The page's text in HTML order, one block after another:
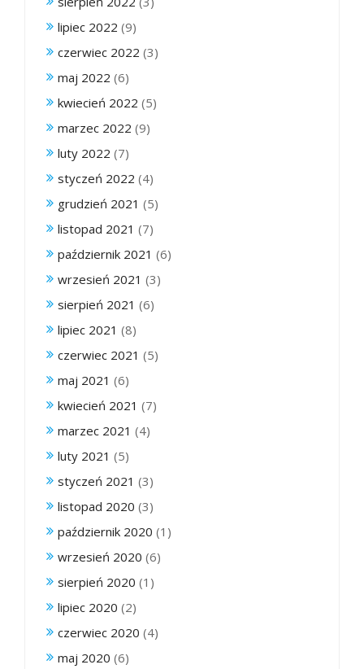
lipiec 2022 (9)
czerwiec 2022 (3)
maj 2022 (6)
kwiecień 2022 (5)
marzec 2022 (9)
luty 2022 (7)
styczeń 2022 (4)
grudzień 2021 (5)
listopad 2021 (7)
październik 2021 (6)
wrzesień 2021 (3)
sierpień 2021 (6)
lipiec 2021 (8)
czerwiec 2021 (5)
maj 2021 (6)
kwiecień 2021 (7)
marzec 2021 (4)
luty 2021 (5)
styczeń 2021 (3)
listopad 2020 (3)
październik 2020 (1)
wrzesień 2020 (6)
sierpień 2020 (1)
lipiec 2020 (2)
czerwiec 2020 (4)
maj 2020 (6)